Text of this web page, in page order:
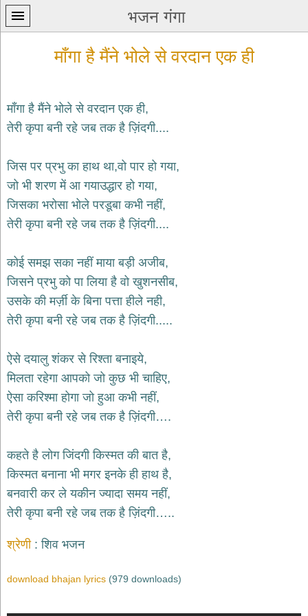
भजन गंगा
प्रथम
कृष्ण
भजन
krishna
bhajans
भजन
shiv
bhajans
हनुमान
भजन
साईं
भजन
bhajans
जैन
jain
bhajans
दुर्गा
भजन
durga
bhajans
गणेश
bhajans
माँगा है मैंने भोले से वरदान एक ही
माँगा है मैंने भोले से वरदान एक ही,
तेरी कृपा बनी रहे जब तक है ज़िंदगी....
जिस पर प्रभु का हाथ था,वो पार हो गया,
जो भी शरण में आ गयाउद्धार हो गया,
जिसका भरोसा भोले परडूबा कभी नहीं,
तेरी कृपा बनी रहे जब तक है ज़िंदगी....
कोई समझ सका नहीं माया बड़ी अजीब,
जिसने प्रभु को पा लिया है वो खुशनसीब,
उसके की मर्ज़ी के बिना पत्ता हीले नही,
तेरी कृपा बनी रहे जब तक है ज़िंदगी.....
ऐसे दयालु शंकर से रिश्ता बनाइये,
मिलता रहेगा आपको जो कुछ भी चाहिए,
ऐसा करिश्मा होगा जो हुआ कभी नहीं,
तेरी कृपा बनी रहे जब तक है ज़िंदगी….
कहते है लोग जिंदगी किस्मत की बात है,
किस्मत बनाना भी मगर इनके ही हाथ है,
बनवारी कर ले यकीन ज्यादा समय नहीं,
तेरी कृपा बनी रहे जब तक है ज़िंदगी…..
श्रेणी शिव भजन
download bhajan lyrics (979 downloads)